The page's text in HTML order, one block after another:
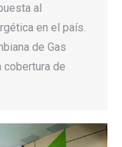
al
en el país.
de Gas
cobertura de